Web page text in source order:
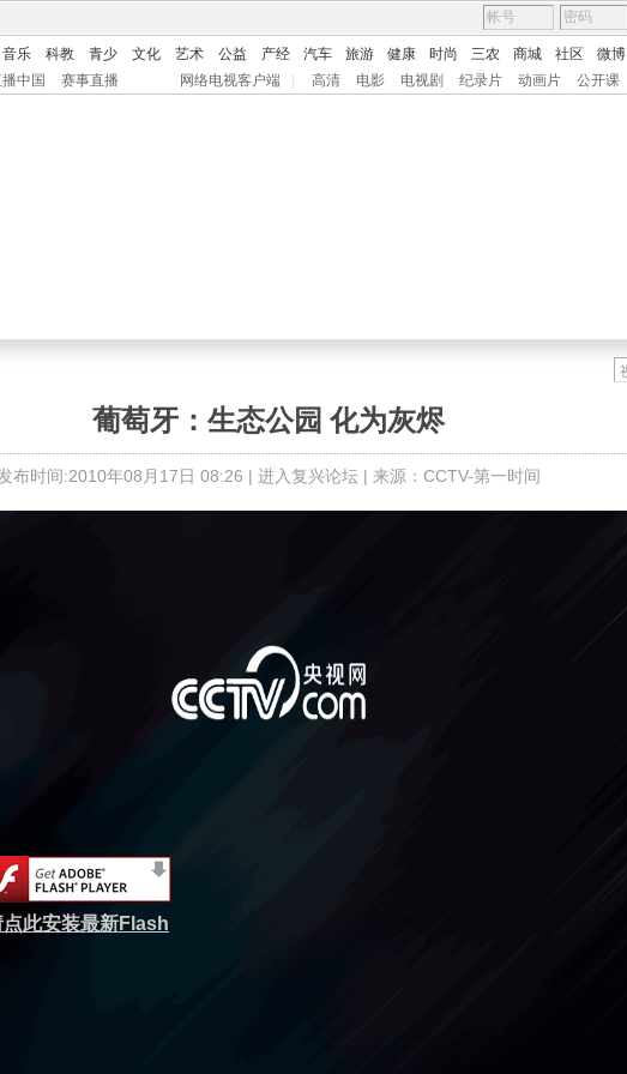
音乐 科教 青少 文化 艺术 公益 产经 汽车 旅游 健康 时尚 三农 商城 社区 微博
中国
赛事直播 网络电视客户端 高清 电影 电视剧 纪录片 动画片 公开课
葡萄牙：生态公园 化为灰烬
布时间:2010年08月17日 08:26 | 进入复兴论坛 | 来源：CCTV-第一时间
点此安装最新Flash